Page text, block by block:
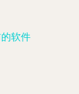
软件